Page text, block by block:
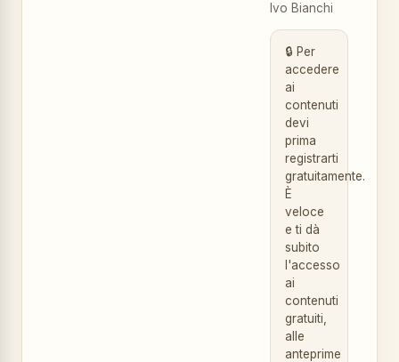
Ivo Bianchi
🔒 Per
accedere
ai
contenuti
devi
prima
registrarti
gratuitamente.
È
veloce
e ti dà
subito
l'accesso
ai
contenuti
gratuiti,
alle
anteprime